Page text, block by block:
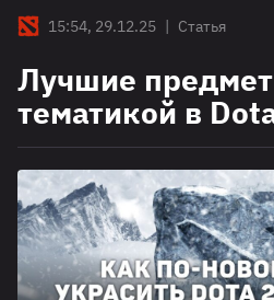
15:54, 29.12.25 | Статья
Лучшие
тематикой в